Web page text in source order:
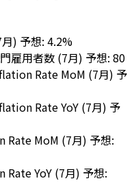
) 予想: 4.2%
雇用者数 (7月) 予想: 80
Rate MoM (7月) 予
Rate YoY (7月) 予
Rate MoM (7月) 予想:
Rate YoY (7月) 予想: